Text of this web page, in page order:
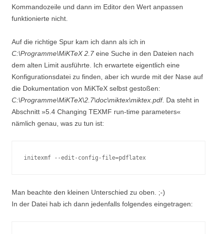
Kommandozeile und dann im Editor den Wert anpassen
funktionierte nicht.
Auf die richtige Spur kam ich dann als ich in
C:\Programme\MiKTeX 2.7 eine Suche in den Dateien nach
dem alten Limit ausführte. Ich erwartete eigentlich eine
Konfigurationsdatei zu finden, aber ich wurde mit der Nase auf
die Dokumentation von MiKTeX selbst gestoßen:
C:\Programme\MiKTeX\2.7\doc\miktex\miktex.pdf. Da steht in
Abschnitt »5.4 Changing TEXMF run-time parameters«
nämlich genau, was zu tun ist:
initexmf --edit-config-file=pdflatex
Man beachte den kleinen Unterschied zu oben. ;-)
In der Datei hab ich dann jedenfalls folgendes eingetragen: